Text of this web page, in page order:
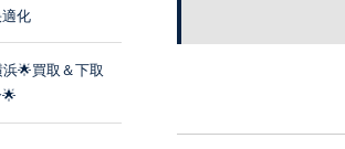
適化
🌟買取＆下取